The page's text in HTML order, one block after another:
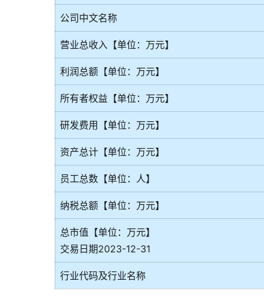
公司中文名称
营业总收入【单位：万元】
利润总额【单位：万元】
所有者权益【单位：万元】
研发费用【单位：万元】
资产总计【单位：万元】
员工总数【单位：人】
纳税总额【单位：万元】
总市值【单位：万元】
交易日期2023-12-31
行业代码及行业名称